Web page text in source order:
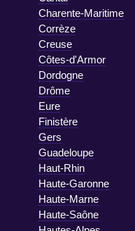
Charente-Maritime
Corrèze
Creuse
Côtes-d'Armor
Dordogne
Drôme
Eure
Finistère
Gers
Guadeloupe
Haut-Rhin
Haute-Garonne
Haute-Marne
Haute-Saône